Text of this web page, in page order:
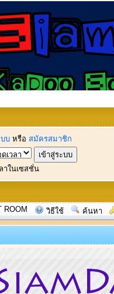
บบ หรือ สมัครสมาชิก
าในเซสชั่น
ROOM วิธีใช้ ค้นหา